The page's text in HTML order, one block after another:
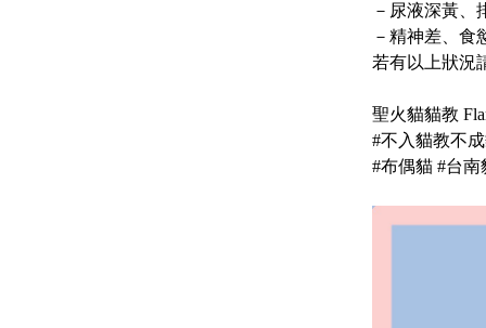
－尿液深黃、
－精神差、食
若有以上狀況
聖火貓貓教
#不入貓教不
#布偶貓 #台